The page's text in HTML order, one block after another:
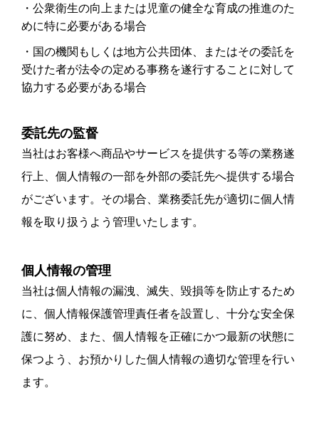
公衆衛生の向上または児童の健全な育成の推進のた
めに特に必要がある場合
国の機関もしくは地方公共団体、またはその委託を
受けた者が法令の定める事務を遂行することに対して
協力する必要がある場合
委託先の監督
当社はお客様へ商品やサービスを提供する等の業務遂
行上、個人情報の一部を外部の委託先へ提供する場合
がございます。その場合、業務委託先が適切に個人情
報を取り扱うよう管理いたします。
個人情報の管理
当社は個人情報の漏洩、滅失、毀損等を防止するため
に、個人情報保護管理責任者を設置し、十分な安全保
護に努め、また、個人情報を正確にかつ最新の状態に
保つよう、お預かりした個人情報の適切な管理を行い
ます。